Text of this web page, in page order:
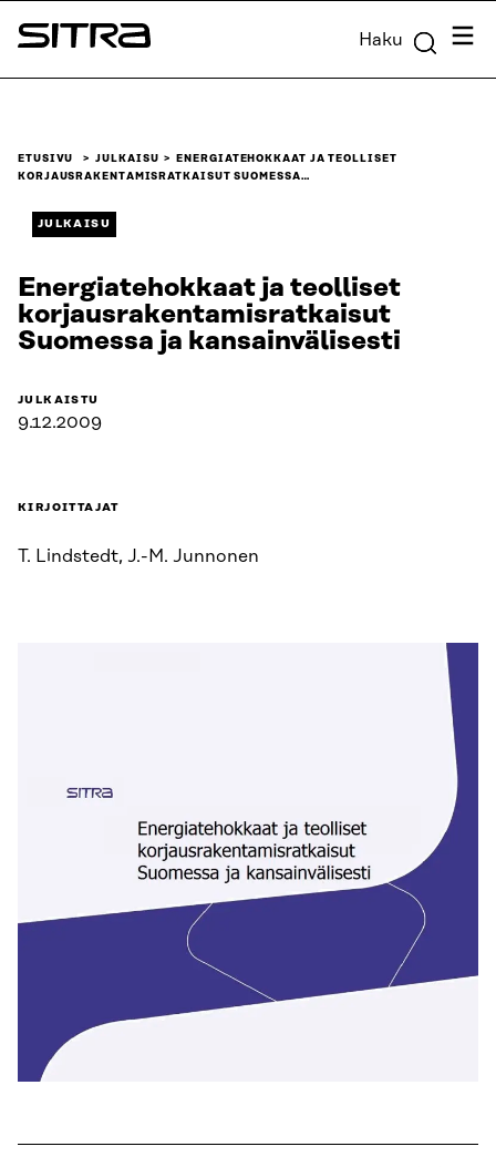
Siirry
suoraan
Sitra Haku
ETUSIVU JULKAISU
ENERGIATEHOKKAAT JA TEOLLISET
KORJAUSRAKENTAMISRATKAISUT SUOMESSA…
JULKAISU
Energiatehokkaat ja teolliset
korjausrakentamisratkaisut
Suomessa ja kansainvälisesti
JULKAISTU
9.12.2009
KIRJOITTAJAT
T. Lindstedt, J.-M. Junnonen